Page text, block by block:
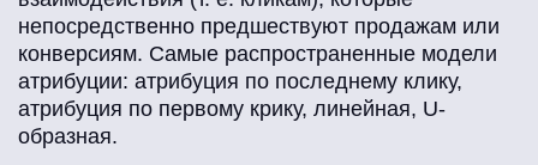
непосредственно предшествуют продажам или
конверсиям. Самые распространенные модели
атрибуции: атрибуция по последнему клику,
атрибуция по первому крику, линейная, U-
образная.